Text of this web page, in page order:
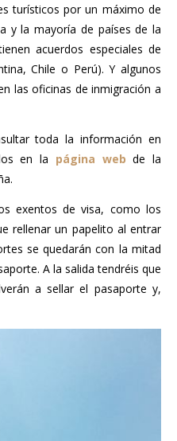
turísticos por un máximo de
y la mayoría de países de la
acuerdos especiales de
Chile o Perú). Y algunos
las oficinas de inmigración a
toda la información en
en la página web de la
exentos de visa, como los
rellenar un papelito al entrar
se quedarán con la mitad
A la salida tendréis que
a sellar el pasaporte y,